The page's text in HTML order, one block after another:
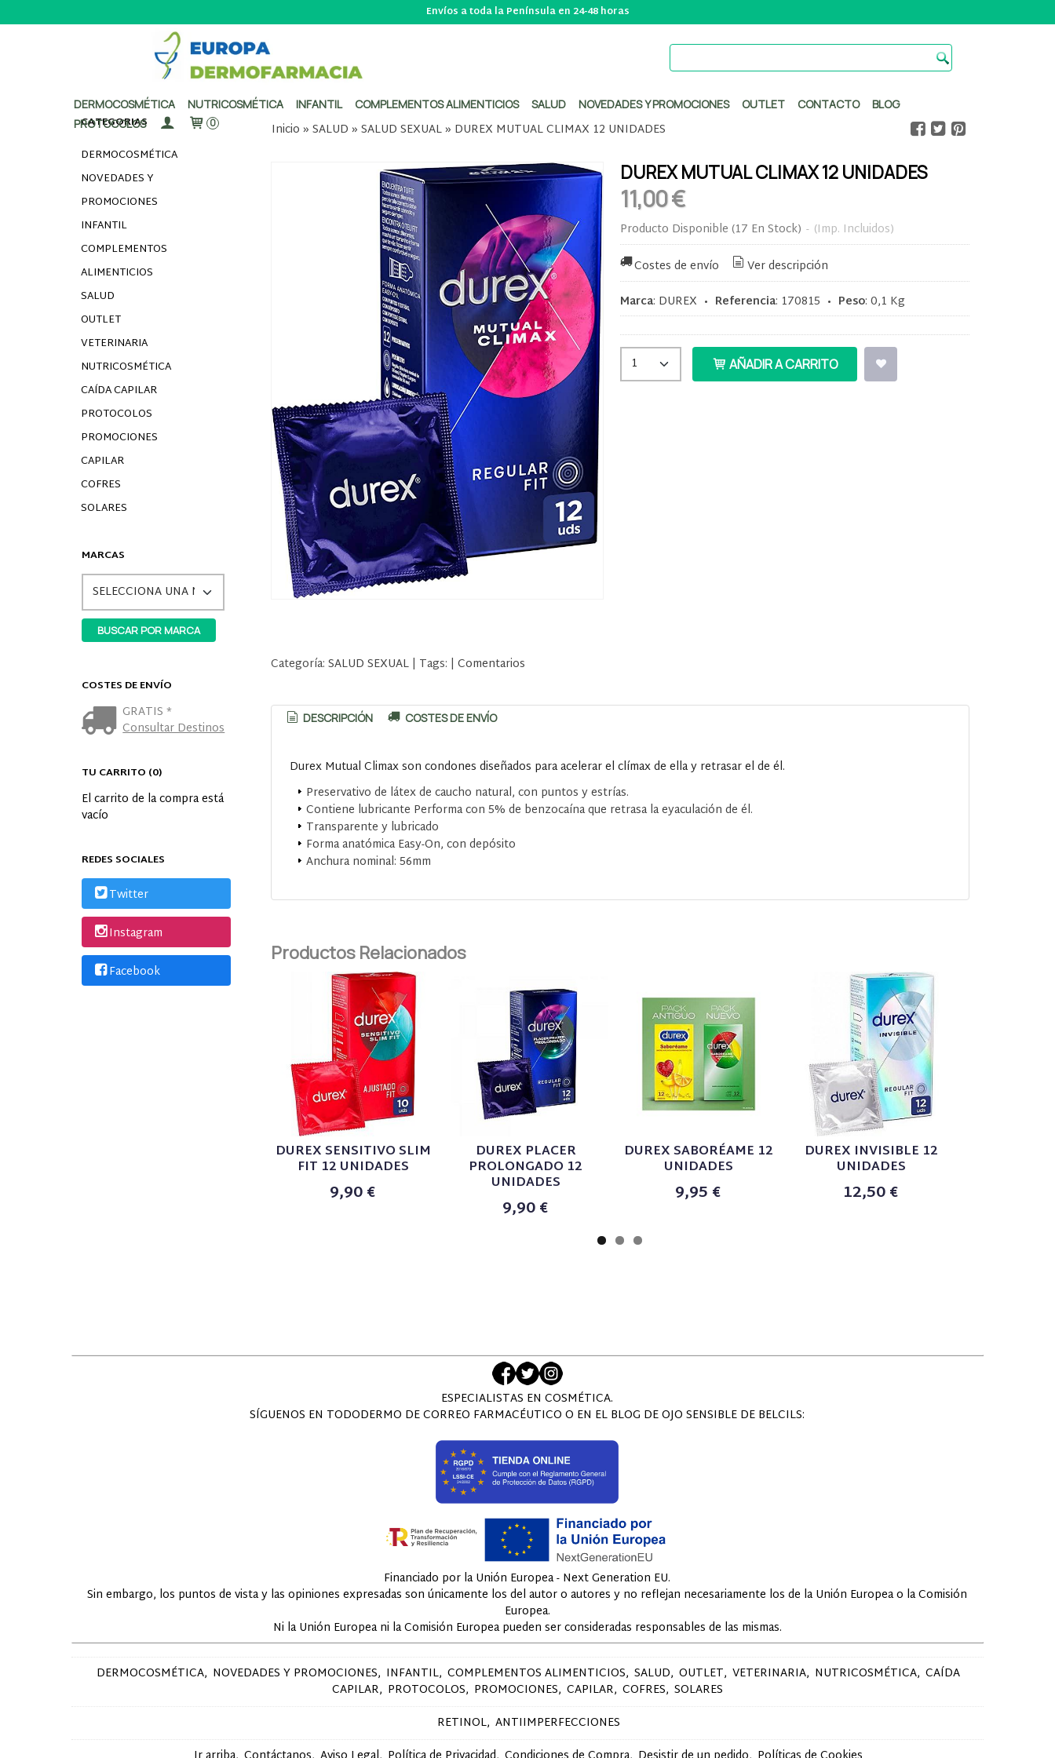
Envíos a toda la Península en 24-48 horas
DERMOCOSMÉTICA NUTRICOSMÉTICA INFANTIL COMPLEMENTOS ALIMENTICIOS SALUD NOVEDADES Y PROMOCIONES OUTLET CONTACTO
BLOG
PROTOCOLOS
0
CATEGORÍAS
DERMOCOSMÉTICA
NOVEDADES Y
PROMOCIONES
INFANTIL
COMPLEMENTOS
ALIMENTICIOS
SALUD
OUTLET
VETERINARIA
NUTRICOSMÉTICA
CAÍDA CAPILAR
PROTOCOLOS
PROMOCIONES
CAPILAR
COFRES
SOLARES
MARCAS
COSTES DE ENVÍO
GRATIS *
Consultar Destinos
TU CARRITO (0)
El carrito de la compra está
vacío
REDES SOCIALES
Twitter
Instagram
Facebook
Inicio » SALUD » SALUD SEXUAL» DUREX MUTUAL CLIMAX 12 UNIDADES
DUREX MUTUAL CLIMAX 12 UNIDADES
11,00 €
Producto Disponible (17 En Stock) - (Imp. Incluidos)
Costes de envío
Ver descripción
Marca: DUREX • Referencia: 170815 • Peso: 0,1 Kg
AÑADIR A CARRITO
Categoría: SALUD SEXUAL| Tags: | Comentarios
DESCRIPCIÓN COSTES DE ENVÍO
Durex Mutual Climax son condones diseñados para acelerar el clímax de ella y retrasar el de él.
Preservativo de látex de caucho natural, con puntos y estrías.
Contiene lubricante Performa con 5% de benzocaína que retrasa la eyaculación de él.
Transparente y lubricado
Forma anatómica Easy-On, con depósito
Anchura nominal: 56mm
Productos Relacionados
DUREX SENSITIVO SLIM
FIT 12 UNIDADES
9,90 €
DUREX PLACER
PROLONGADO 12
UNIDADES
9,90 €
DUREX SABORÉAME 12
UNIDADES
9,95 €
DUREX INVISIBLE 12
UNIDADES
12,50 €
ESPECIALISTAS EN COSMÉTICA.
SÍGUENOS EN TODODERMO DE CORREO FARMACÉUTICO O EN EL BLOG DE OJO SENSIBLE DE BELCILS:
Financiado por la Unión Europea - Next Generation EU.
Sin embargo, los puntos de vista y las opiniones expresadas son únicamente los del autor o autores y no reflejan necesariamente los de la Unión Europea o la Comisión
Europea.
Ni la Unión Europea ni la Comisión Europea pueden ser consideradas responsables de las mismas.
DERMOCOSMÉTICA NOVEDADES Y PROMOCIONES INFANTIL COMPLEMENTOS ALIMENTICIOS SALUD OUTLET VETERINARIA NUTRICOSMÉTICA CAÍDA
CAPILAR PROTOCOLOS PROMOCIONES CAPILAR COFRES SOLARES
RETINOL ANTIIMPERFECCIONES